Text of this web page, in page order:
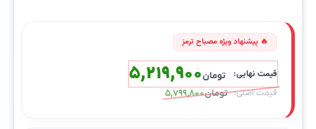
تومان5,799,800
تومان5,219,900